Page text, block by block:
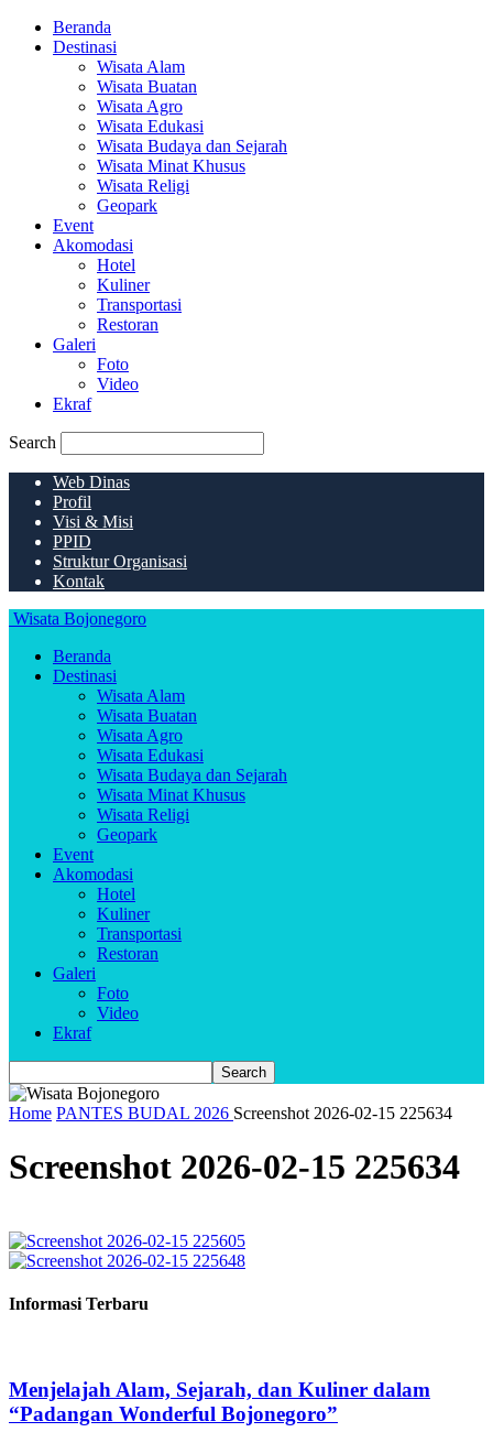
Beranda
Destinasi
Wisata Alam
Wisata Buatan
Wisata Agro
Wisata Edukasi
Wisata Budaya dan Sejarah
Wisata Minat Khusus
Wisata Religi
Geopark
Event
Akomodasi
Hotel
Kuliner
Transportasi
Restoran
Galeri
Foto
Video
Ekraf
Search
Web Dinas
Profil
Visi & Misi
PPID
Struktur Organisasi
Kontak
Wisata Bojonegoro
Beranda
Destinasi
Wisata Alam
Wisata Buatan
Wisata Agro
Wisata Edukasi
Wisata Budaya dan Sejarah
Wisata Minat Khusus
Wisata Religi
Geopark
Event
Akomodasi
Hotel
Kuliner
Transportasi
Restoran
Galeri
Foto
Video
Ekraf
Home PANTES BUDAL 2026 Screenshot 2026-02-15 225634
Screenshot 2026-02-15 225634
Informasi Terbaru
Menjelajah Alam, Sejarah, dan Kuliner dalam
“Padangan Wonderful Bojonegoro”